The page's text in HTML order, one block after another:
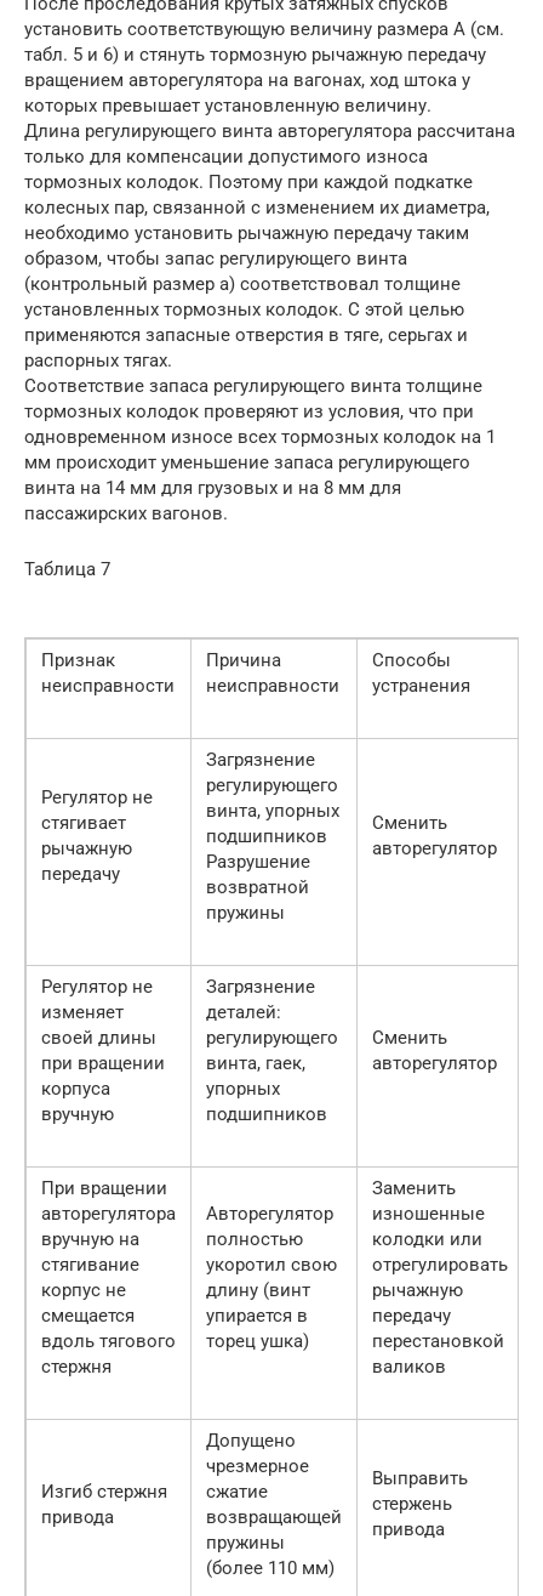
установить соответствующую величину размера А (см.
табл. 5 и 6) и стянуть тормозную рычажную передачу
вращением авторегулятора на вагонах, ход штока у
которых превышает установленную величину.
Длина регулирующего винта авторегулятора рассчитана
только для компенсации допустимого износа
тормозных колодок. Поэтому при каждой подкатке
колесных пар, связанной с изменением их диаметра,
необходимо установить рычажную передачу таким
образом, чтобы запас регулирующего винта
(контрольный размер а) соответствовал толщине
установленных тормозных колодок. С этой целью
применяются запасные отверстия в тяге, серьгах и
распорных тягах.
Соответствие запаса регулирующего винта толщине
тормозных колодок проверяют из условия, что при
одновременном износе всех тормозных колодок на 1
мм происходит уменьшение запаса регулирующего
винта на 14 мм для грузовых и на 8 мм для
пассажирских вагонов.
Таблица 7
Признак
неисправности
Причина
неисправности
Способы
устранения
Регулятор не
стягивает
рычажную
передачу
Загрязнение
регулирующего
винта, упорных
подшипников
Разрушение
возвратной
пружины
Сменить
авторегулятор
Регулятор не
изменяет
своей длины
при вращении
корпуса
вручную
Загрязнение
деталей:
регулирующего
винта, гаек,
упорных
подшипников
Сменить
авторегулятор
При вращении
авторегулятора
вручную на
стягивание
корпус не
смещается
вдоль тягового
стержня
Авторегулятор
полностью
укоротил свою
длину (винт
упирается в
торец ушка)
Заменить
изношенные
колодки или
отрегулировать
рычажную
передачу
перестановкой
валиков
Изгиб стержня
привода
Допущено
чрезмерное
сжатие
возвращающей
пружины
(более 110 мм)
Выправить
стержень
привода